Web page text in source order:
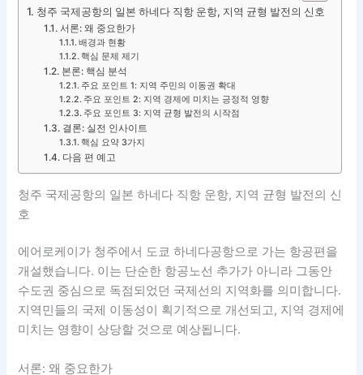
청주 국제공항의 일본 하네다 직항 운항, 지역 균형 발전의 신호
서론: 왜 중요한가
배경과 현황
핵심 문제 제기
본론: 핵심 분석
주요 포인트 1: 지역 주민의 이동권 확대
주요 포인트 2: 지역 경제에 미치는 긍정적 영향
주요 포인트 3: 지역 균형 발전의 시작점
결론: 실전 인사이트
핵심 요약 3가지
다음 편 예고
청주 국제공항의 일본 하네다 직항 운항, 지역 균형 발전의 신
호
에어로케이가 청주에서 도쿄 하네다공항으로 가는 항공편을
개설했습니다. 이는 단순한 항공노선 추가가 아니라 그동안
수도권 중심으로 독점되었던 국제선의 지역화를 의미합니다.
지역민들의 국제 이동성이 획기적으로 개선되고, 지역 경제에
미치는 영향이 상당할 것으로 예상됩니다.
서론: 왜 중요한가